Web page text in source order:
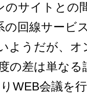
のサイトとの
の回線サービ
ようだが、
の差は単な
WEB会議を